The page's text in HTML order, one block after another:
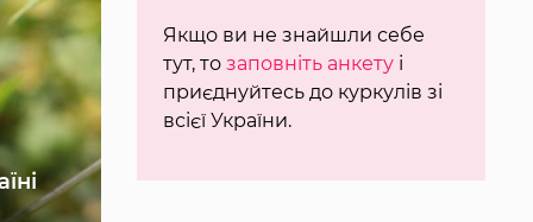
Якщо ви не знайшли себе
тут, то заповніть анкетуі
приєднуйтесь до куркулів зі
всієї України.